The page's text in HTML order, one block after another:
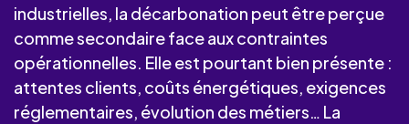
industrielles, la décarbonation peut être perçue
comme secondaire face aux contraintes
opérationnelles. Elle est pourtant bien présente :
attentes clients, coûts énergétiques, exigences
réglementaires, évolution des métiers… La